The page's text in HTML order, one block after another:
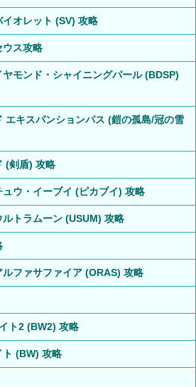
オレット (SV) 攻略
ウス攻略
モンド・シャイニングパール (BDSP)
エキスパンションパス (鎧の孤島/冠の雪
(剣盾) 攻略
ウ・イーブイ (ピカブイ) 攻略
トラムーン (USUM) 攻略
ファサファイア (ORAS) 攻略
ト2 (BW2) 攻略
ト (BW) 攻略